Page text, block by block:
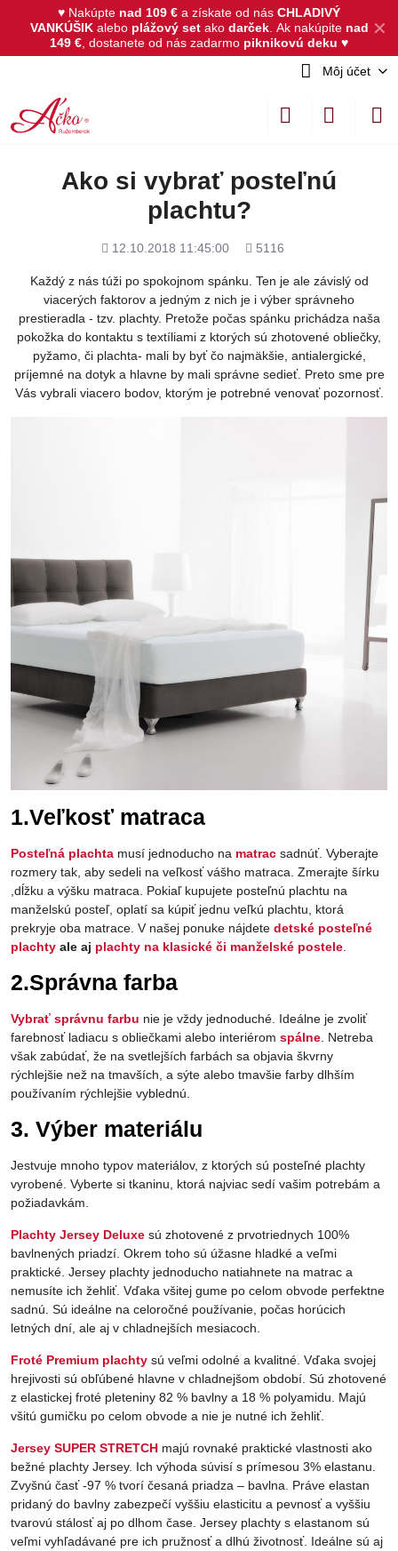
✕
♥ Nakúpte nad 109 € a získate od nás CHLADIVÝ
VANKÚŠIKalebo plážový set akodarček. Ak nakúpite nad
149 € , dostanete od nás zadarmo piknikovú deku ♥
Môj účet
Ako si vybrať posteľnú
plachtu?
Pridané
12.10.2018 11:45:00
Počet
5116
Každý z nás túži po spokojnom spánku. Ten je ale závislý od
viacerých faktorov a jedným z nich je i výber správneho
prestieradla - tzv. plachty. Pretože počas spánku prichádza naša
pokožka do kontaktu s textíliami z ktorých sú zhotovené obliečky,
pyžamo, či plachta- mali by byť čo najmäkšie, antialergické,
príjemné na dotyk a hlavne by mali správne sedieť. Preto sme pre
Vás vybrali viacero bodov, ktorým je potrebné venovať pozornosť.
1.Veľkosť matraca
Posteľná plachta musí jednoducho na matrac sadnúť. Vyberajte
rozmery tak, aby sedeli na veľkosť vášho matraca. Zmerajte šírku
,dĺžku a výšku matraca. Pokiaľ kupujete posteľnú plachtu na
manželskú posteľ, oplatí sa kúpiť jednu veľkú plachtu, ktorá
prekryje oba matrace. V našej ponuke nájdete detské posteľné
plachty ale aj plachty na klasické či manželské postele
2.Správna farba
Vybrať správnu farbu nie je vždy jednoduché. Ideálne je zvoliť
farebnosť ladiacu s obliečkami alebo interiérom spálne . Netreba
však zabúdať, že na svetlejších farbách sa objavia škvrny
rýchlejšie než na tmavších, a sýte alebo tmavšie farby dlhším
používaním rýchlejšie vyblednú.
3. Výber materiálu
Jestvuje mnoho typov materiálov, z ktorých sú posteľné plachty
vyrobené. Vyberte si tkaninu, ktorá najviac sedí vašim potrebám a
požiadavkám.
Plachty Jersey Deluxe sú zhotovené z prvotriednych 100%
bavlnených priadzí. Okrem toho sú úžasne hladké a veľmi
praktické. Jersey plachty jednoducho natiahnete na matrac a
nemusíte ich žehliť. Vďaka všitej gume po celom obvode perfektne
sadnú. Sú ideálne na celoročné používanie, počas horúcich
letných dní, ale aj v chladnejších mesiacoch.
Froté Premium plachty sú veľmi odolné a kvalitné. Vďaka svojej
hrejivosti sú obľúbené hlavne v chladnejšom období. Sú zhotovené
z elastickej froté pleteniny 82 % bavlny a 18 % polyamidu. Majú
všitú gumičku po celom obvode a nie je nutné ich žehliť.
Jersey SUPER STRETCH majú rovnaké praktické vlastnosti ako
bežné plachty Jersey. Ich výhoda súvisí s prímesou 3% elastanu.
Zvyšnú časť -97 % tvorí česaná priadza – bavlna. Práve elastan
pridaný do bavlny zabezpečí vyššiu elasticitu a pevnosť a vyššiu
tvarovú stálosť aj po dlhom čase. Jersey plachty s elastanom sú
veľmi vyhľadávané pre ich pružnosť a dlhú životnosť. Ideálne sú aj